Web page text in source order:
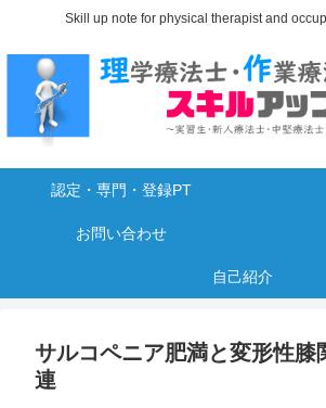
Skill up note for physical therapist and
認定・専門・登録PT
お問い合わせ
自己紹介
サルコペニア肥満と変形性膝
連